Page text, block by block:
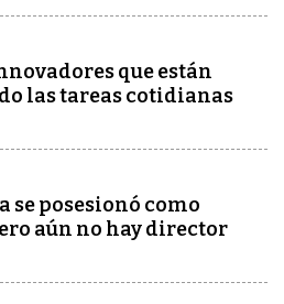
que están
las tareas cotidianas
se posesionó como
aún no hay director